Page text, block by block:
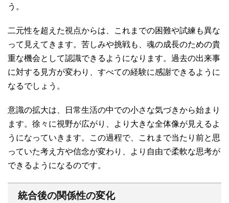
う。
二元性を超えた視点からは、これまでの困難や試練も異な
って見えてきます。苦しみや挑戦も、魂の成長のための貴
重な機会として認識できるようになります。過去の出来事
に対する見方が変わり、すべての経験に感謝できるように
なるでしょう。
意識の拡大は、日常生活の中での小さな気づきから始まり
ます。徐々に視野が広がり、より大きな全体像が見えるよ
うになっていきます。この過程で、これまで当たり前と思
っていた考え方や信念が変わり、より自由で柔軟な思考が
できるようになるのです。
統合後の関係性の変化